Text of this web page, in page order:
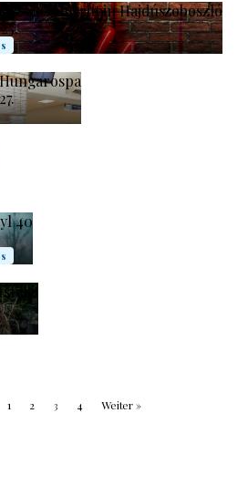
Solo-Auftritt in Hajdúszoboszló
40
1 2 3 4 Weiter »